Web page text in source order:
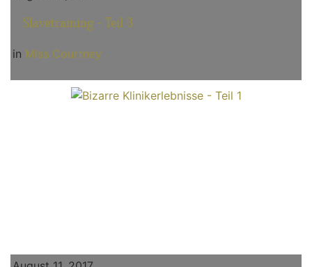
Slavetraining - Teil 3
in Miss Courtney